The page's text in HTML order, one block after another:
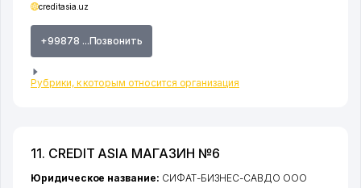
creditasia.uz
+99878 ...Позвонить
Рубрики, к которым относится организация
11. CREDIT ASIA МАГАЗИН №6
Юридическое название: СИФАТ-БИЗНЕС-САВДО ООО